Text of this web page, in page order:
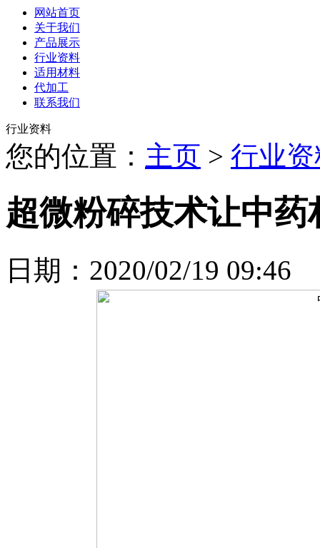
网站首页
关于我们
产品展示
行业资料
适用材料
代加工
联系我们
行业资料
您的位置： 主页 > 行业
超微粉碎技术让中
日期：2020/02/19 09:46